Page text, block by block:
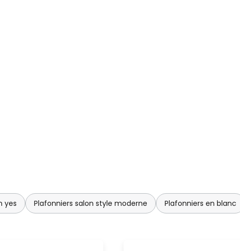
yes Plafonniers salon style moderne Plafonniers en blanc